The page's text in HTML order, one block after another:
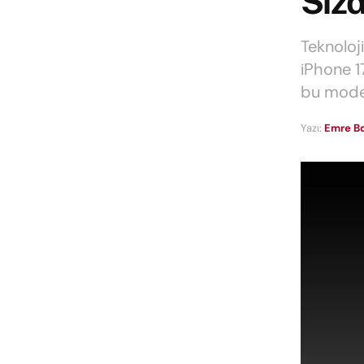
iPhone
bu
Yazı: Emre